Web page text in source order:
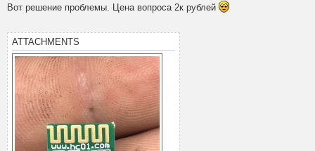
s
Вот решение проблемы. Цена вопроса 2к рублей
ATTACHMENTS